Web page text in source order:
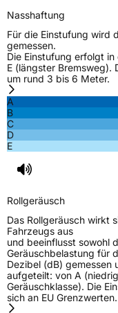
Rollgeräusch (dB)72
FahrzeugklasseC2
3PMSF /
Allgemeine
Herstellerkontakt
Nasshaftung
Für die Einstufung wird
gemessen.
Die Einstufung erfolgt
E (längster Bremsweg).
um rund 3 bis 6 Meter.
A
B
C
D
E
Rollgeräusch
Das Rollgeräusch wirkt
Fahrzeugs aus
und beeinflusst sowohl
Geräuschbelastung für
Dezibel (dB) gemessen
aufgeteilt: von A
Geräuschklasse). Die
sich an EU Grenzwerten.